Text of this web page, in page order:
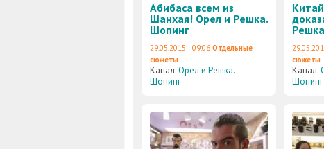
Абибаса всем из
Шанхая! Орел и Решка.
Шопинг
29.05.2015 | 09:06 Отдельные
сюжеты
Канал:Орел и Решка.
Шопинг
сюжеты
Канал:
Шопинг